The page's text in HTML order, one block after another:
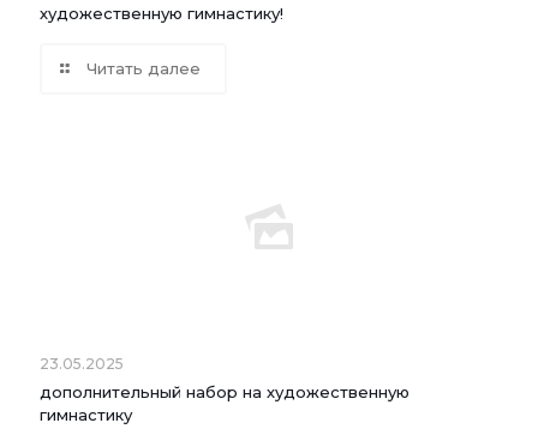
художественную гимнастику!
Читать далее
23.05.2025
дополнительный набор на художественную
гимнастику